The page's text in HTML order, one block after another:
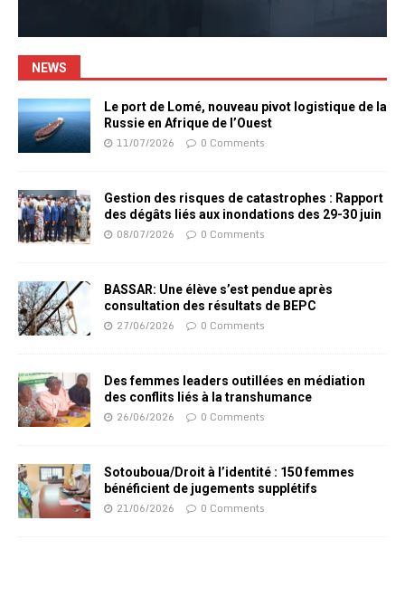
NEWS
Le port de Lomé, nouveau pivot logistique de la
Russie en Afrique de l’Ouest
11/07/2026 0 Comments
Gestion des risques de catastrophes : Rapport
des dégâts liés aux inondations des 29-30 juin
08/07/2026 0 Comments
BASSAR: Une élève s’est pendue après
consultation des résultats de BEPC
27/06/2026 0 Comments
Des femmes leaders outillées en médiation
des conflits liés à la transhumance
26/06/2026 0 Comments
Sotouboua/Droit à l’identité : 150 femmes
bénéficient de jugements supplétifs
21/06/2026 0 Comments